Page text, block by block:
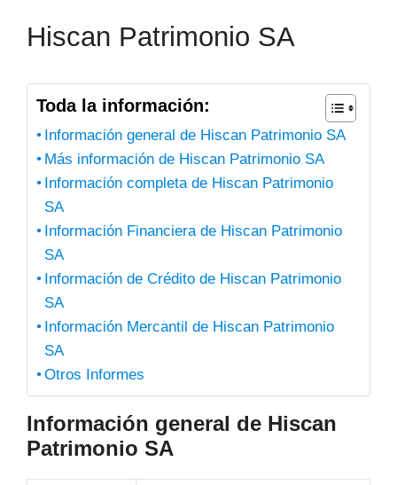
Hiscan Patrimonio SA
Toda la información:
Información general de Hiscan Patrimonio SA
Más información de Hiscan Patrimonio SA
Información completa de Hiscan Patrimonio
SA
Información Financiera de Hiscan Patrimonio
SA
Información de Crédito de Hiscan Patrimonio
SA
Información Mercantil de Hiscan Patrimonio
SA
Otros Informes
Información general de Hiscan
Patrimonio SA